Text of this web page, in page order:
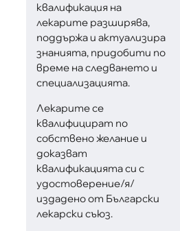
квалификация на
лекарите разширява,
поддържа и актуализира
знанията, придобити по
време на следването и
специализацията.
Лекарите се
квалифицират по
собствено желание и
доказват
квалификацията си с
удостоверение/я/
издадено от Български
лекарски съюз.